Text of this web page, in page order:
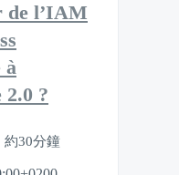
de l’IAM
à
2.0 ?
約30分鐘